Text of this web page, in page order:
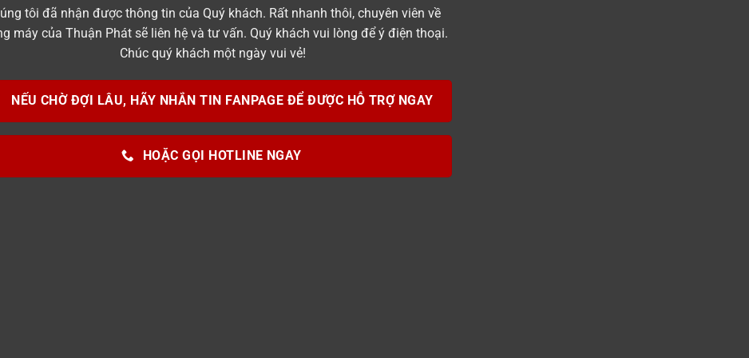
tôi đã nhận được thông tin của Quý khách. Rất nhanh thôi, chuyên viên về
máy của Thuận Phátsẽ liên hệvà tư vấn. Quý khách vui lòng để ý điện thoại.
Chúc quý khách một ngày vui vẻ!
NẾU CHỜ ĐỢI LÂU, HÃY NHẮN TIN FANPAGE ĐỂ ĐƯỢC HỖ TRỢ NGAY
HOẶC GỌI HOTLINE NGAY